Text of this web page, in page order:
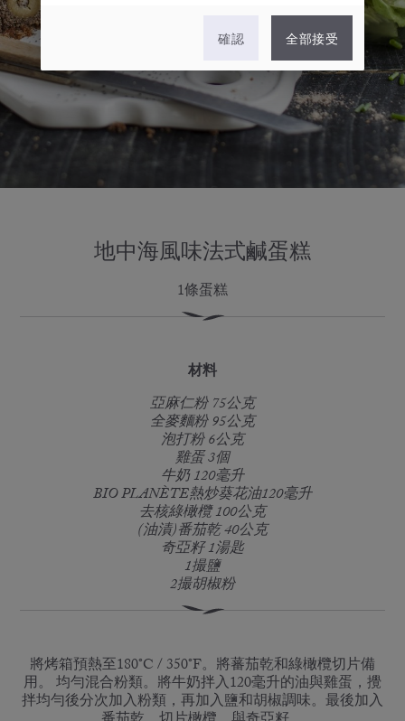
確認 全部接受
地中海風味法式鹹蛋糕
1條蛋糕
材料
亞麻仁粉 75公克
全麥麵粉 95公克
泡打粉 6公克
雞蛋 3個
牛奶 120毫升
BIO PLANÈTE熱炒葵花油120毫升
去核綠橄欖 100公克
(油漬)番茄乾 40公克
奇亞籽 1湯匙
1撮鹽
2撮胡椒粉
將烤箱預熱至180°C / 350°F。將蕃茄乾和綠橄欖切片備
用。 均勻混合粉類。將牛奶拌入120毫升的油與雞蛋，攪
拌均勻後分次加入粉類，再加入鹽和胡椒調味。最後加入